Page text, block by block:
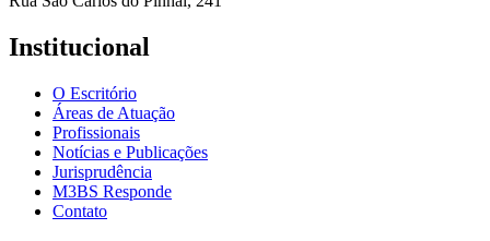
Institucional
O Escritório
Áreas de Atuação
Profissionais
Notícias e Publicações
Jurisprudência
M3BS Responde
Contato